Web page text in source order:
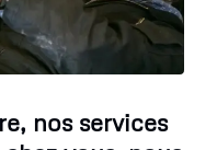
nos services